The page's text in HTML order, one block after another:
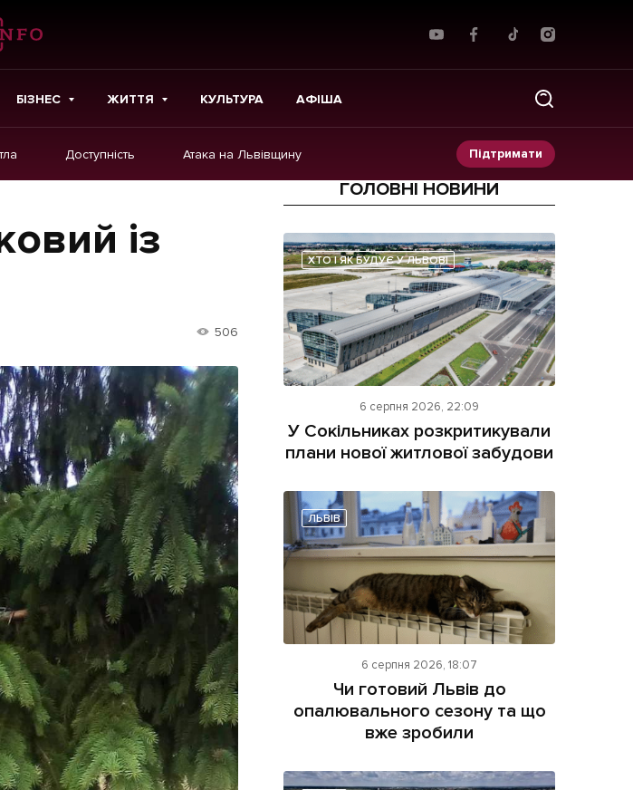
БІЗНЕС ЖИТТЯ КУЛЬТУРА АФІША
Доступність Атака на Львівщину Підтримати
Картки
Ініціативи
Лонгріди
Прес-релізи
Фото/Відео
Made in Lviv
[email protected]
Реклама на сайті
Політика конфіденційності
із
506
ГОЛОВНІ НОВИНИ
ХТО І ЯК БУДУЄ У ЛЬВОВІ
6 серпня 2026, 22:09
У Сокільниках розкритикували
плани нової житлової забудови
ЛЬВІВ
6 серпня 2026, 18:07
Чи готовий Львів до
опалювального сезону та що
вже зробили